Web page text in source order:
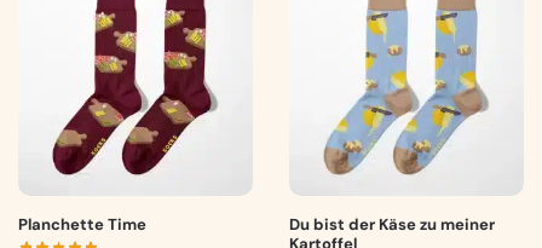
Planchette Time
Du bist der Käse zu meiner
Kartoffel